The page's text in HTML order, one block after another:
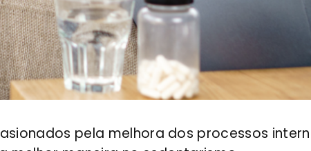
pela melhora dos processos